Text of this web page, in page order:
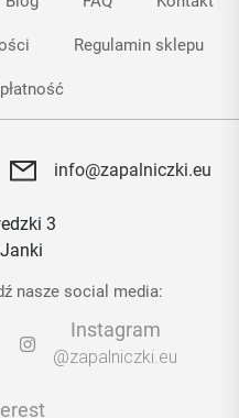
Regulamin sklepu
info@zapalniczki.eu
3
nasze social media:
Instagram
@zapalniczki.eu